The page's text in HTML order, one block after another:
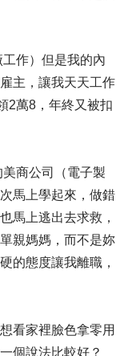
作）但是我的內
主，讓我天天工作
2萬8，年終又被扣
商公司（電子製
馬上學起來，做錯
馬上逃出去求救，
親媽媽，而不是妳
的態度讓我離職，
看家裡臉色拿零用
個說法比較好？